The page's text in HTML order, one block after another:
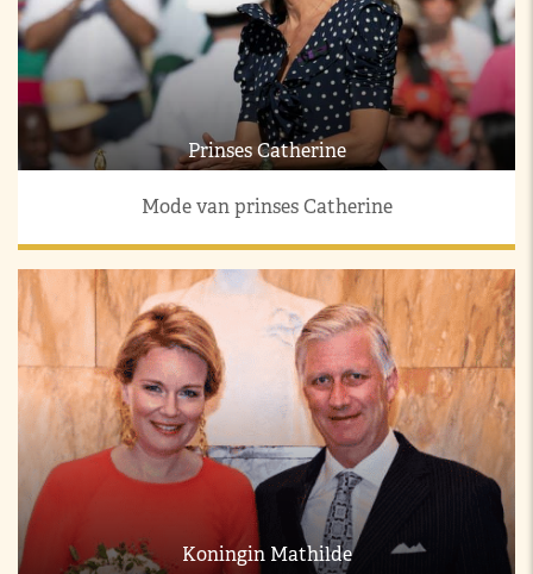
Prinses Catherine
Mode van prinses Catherine
Koningin Mathilde